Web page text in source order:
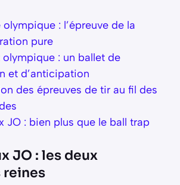
olympique : l’épreuve de la
pure
olympique : un ballet de
et d’anticipation
des épreuves de tir au fil des
JO : bien plus que le ball trap
JO : les deux